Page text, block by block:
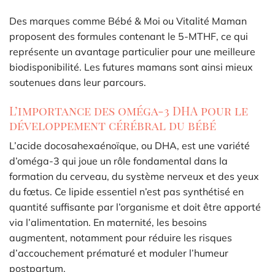
Des marques comme Bébé & Moi ou Vitalité Maman
proposent des formules contenant le 5-MTHF, ce qui
représente un avantage particulier pour une meilleure
biodisponibilité. Les futures mamans sont ainsi mieux
soutenues dans leur parcours.
L’importance des oméga-3 DHA pour le
développement cérébral du bébé
L’acide docosahexaénoïque, ou DHA, est une variété
d’oméga-3 qui joue un rôle fondamental dans la
formation du cerveau, du système nerveux et des yeux
du fœtus. Ce lipide essentiel n’est pas synthétisé en
quantité suffisante par l’organisme et doit être apporté
via l’alimentation. En maternité, les besoins
augmentent, notamment pour réduire les risques
d’accouchement prématuré et moduler l’humeur
postpartum.